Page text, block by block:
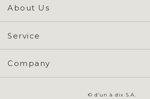
About Us
Concept & Overview
Service
会員登録 / ログイン
ご利用ガイド
Company
© d’un à dix S.A.